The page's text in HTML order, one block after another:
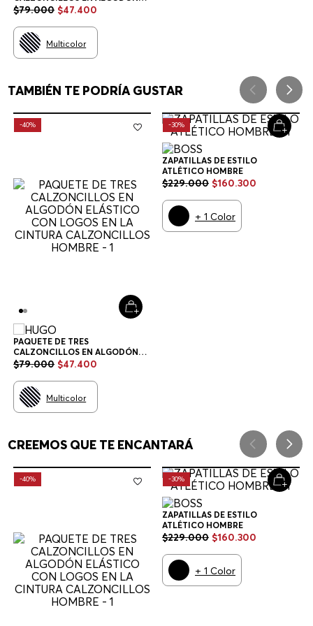
ELÁSTICO CON LOGOS EN LA
HOMBRE
$79.000 $47.400
Multicolor
TAMBIÉN TE PODRÍA GUSTAR
-40%
PAQUETE DE TRES
CALZONCILLOS EN ALGODÓN
ELÁSTICO CON LOGOS EN LA
HOMBRE
$79.000 $47.400
Multicolor
-30%
ZAPATILLAS DE ESTILO
ATLÉTICO HOMBRE
$229.000 $160.300
+ 1 Color
CREEMOS QUE TE ENCANTARÁ
-40% -30%
ZAPATILLAS DE ESTILO
ATLÉTICO HOMBRE
$229.000 $160.300
+ 1 Color